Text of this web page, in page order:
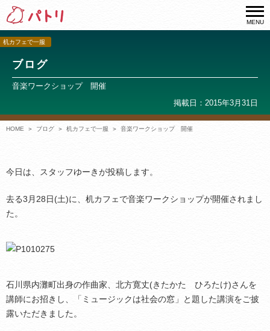
MENU
机カフェで一服
ブログ
音楽ワークショップ 開催
掲載日：2015年3月31日
HOME ブログ 机カフェで一服 音楽ワークショップ 開催
今日は、スタッフゆーきが投稿します。
去る3月28日(土)に、机カフェで音楽ワークショップが開催されまし
た。
石川県内灘町出身の作曲家、北方寛丈(きたかた ひろたけ)さんを
講師にお招きし、「ミュージックは社会の窓」と題した講演をご披
露いただきました。